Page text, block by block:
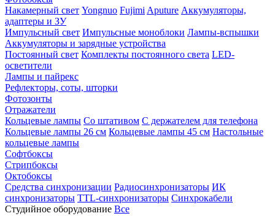
Накамерный свет Yongnuo Fujimi Aputure Аккумуляторы,
адаптеры и ЗУ
Импульсный свет Импульсные моноблоки Лампы-вспышки
Аккумуляторы и зарядные устройства
Постоянный свет Комплекты постоянного света LED-
осветители
Лампы и пайрекс
Рефлекторы, соты, шторки
Фотозонты
Отражатели
Кольцевые лампы Со штативом С держателем для телефона
Кольцевые лампы 26 см Кольцевые лампы 45 см Настольные
кольцевые лампы
Софтбоксы
Стрипбоксы
Октобоксы
Средства синхронизации Радиосинхронизаторы ИК
синхронизаторы TTL-синхронизаторы Синхрокабели
Студийное оборудование Все